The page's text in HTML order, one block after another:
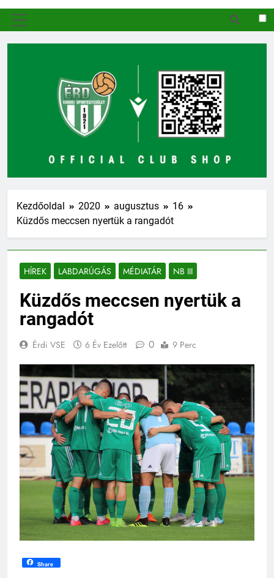
Kezdőoldal 2020 augusztus
16
Küzdős meccsen nyertük a rangadót
HÍREK LABDARÚGÁS MÉDIATÁR NB III
Küzdős meccsen nyertük a
rangadót
Érdi VSE 6 Év Ezelőtt 0 9 Perc
Share